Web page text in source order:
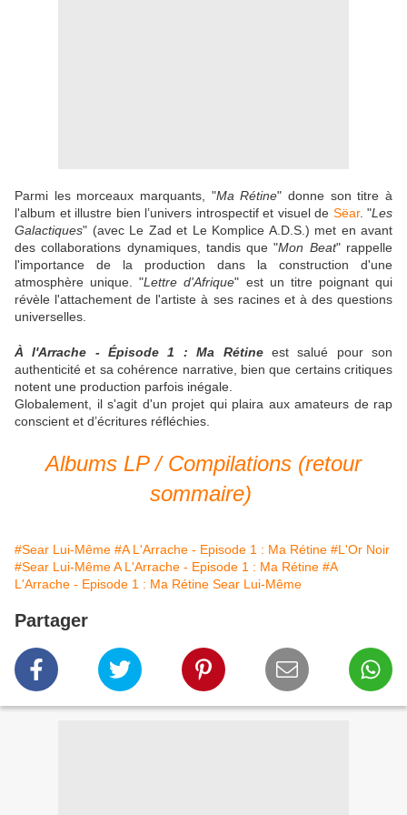
Parmi les morceaux marquants, "Ma Rétine" donne son titre à
l'album et illustre bien l’univers introspectif et visuel de Sëar. "Les
Galactiques" (avec Le Zad et Le Komplice A.D.S.) met en avant
des collaborations dynamiques, tandis que "Mon Beat" rappelle
l'importance de la production dans la construction d'une
atmosphère unique. "Lettre d'Afrique" est un titre poignant qui
révèle l'attachement de l'artiste à ses racines et à des questions
universelles.
À l'Arrache - Épisode 1 : Ma Rétineest salué pour son
authenticité et sa cohérence narrative, bien que certains critiques
notent une production parfois inégale.
Globalement, il s'agit d'un projet qui plaira aux amateurs de rap
conscient et d’écritures réfléchies.
Albums LP / Compilations (retour
sommaire)
#Sear Lui-Même #A L'Arrache - Episode 1 : Ma Rétine #L'Or Noir
#Sear Lui-Même A L'Arrache - Episode 1 : Ma Rétine #A
L'Arrache - Episode 1 : Ma Rétine Sear Lui-Même
Partager